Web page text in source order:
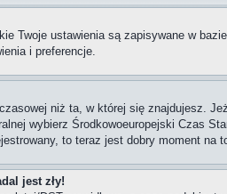
Twoje ustawienia są zapisywane w
i preferencje.
niż ta, w której się znajdujesz.
wybierz Środkowoeuropejski
to teraz jest dobry moment na
jest zły!